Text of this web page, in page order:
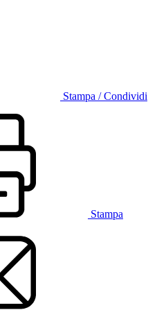
Stampa / Condividi
Stampa